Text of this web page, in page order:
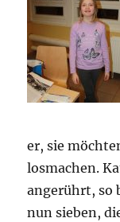
er, sie
losmachen.
angerührt, so
nun sieben,